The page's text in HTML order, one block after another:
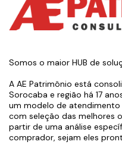
Somos o maior HUB de
A AE Patrimônio está
Sorocaba e região há 17
um modelo de
com seleção das melhores
partir de uma análise
comprador, sejam eles